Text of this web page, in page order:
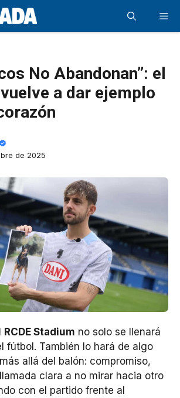
No Abandonan”: el
a dar ejemplo
de 2025
RCDE Stadium no solo se llenará
fútbol. También lo hará de algo
allá del balón: compromiso,
clara a no mirar hacia otro
con el partido frente al